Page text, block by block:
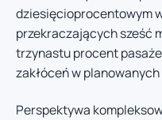
dziesięcioprocentowym
przekraczających sześć
trzynastu procent
zakłóceń w
Perspektywa